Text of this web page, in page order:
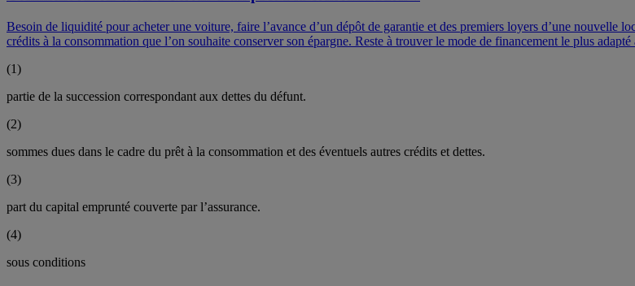
Besoin de liquidité pour acheter une voiture, faire l’avance d’un dépôt de garantie et des premiers loyers d’une
crédits à la consommation que l’on souhaite conserver son épargne. Reste à trouver le mode de financement le plus adapté
(1)
partie de la succession correspondant aux dettes du défunt.
(2)
sommes dues dans le cadre du prêt à la consommation et des éventuels autres crédits et dettes.
(3)
part du capital emprunté couverte par l’assurance.
(4)
sous conditions